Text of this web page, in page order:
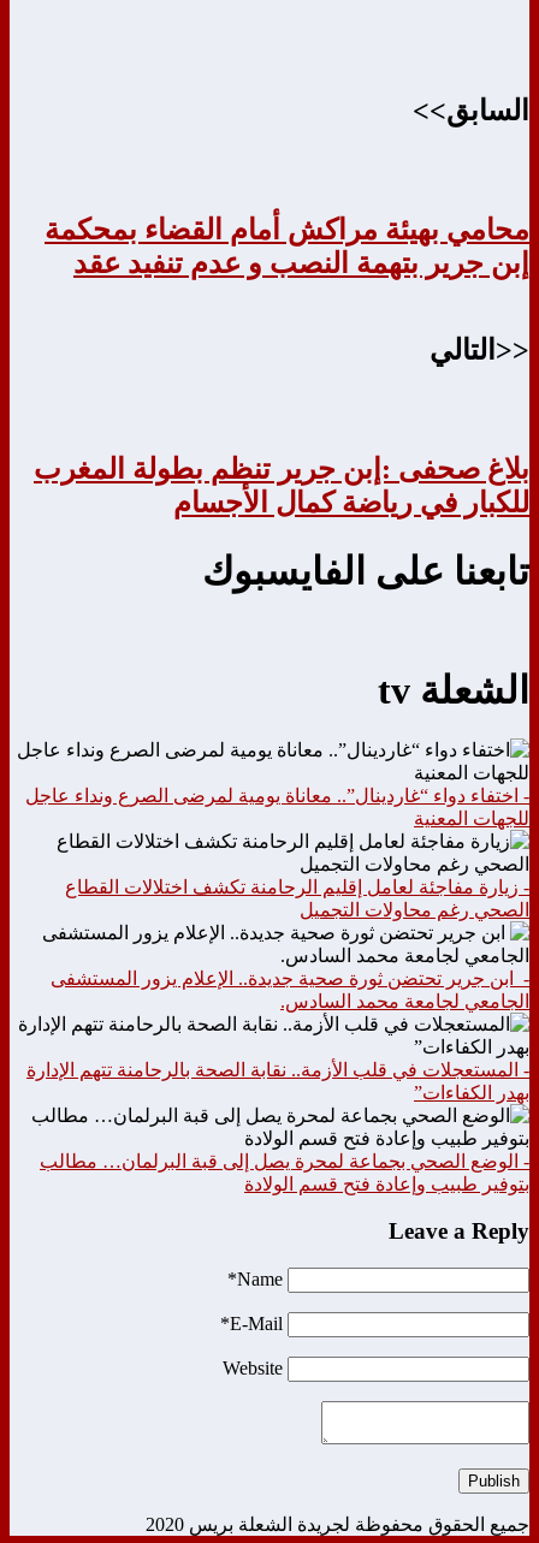
السابق>>
محامي بهيئة مراكش أمام القضاء بمحكمة
إبن جرير بتهمة النصب و عدم تنفيد عقد
<<التالي
بلاغ صحفى :إبن جرير تنظم بطولة المغرب
للكبار في رياضة كمال الأجسام
تابعنا على الفايسبوك
الشعلة tv
- اختفاء دواء “غاردينال”.. معاناة يومية لمرضى الصرع ونداء عاجل
للجهات المعنية
- زيارة مفاجئة لعامل إقليم الرحامنة تكشف اختلالات القطاع
الصحي رغم محاولات التجميل
- ابن جرير تحتضن ثورة صحية جديدة.. الإعلام يزور المستشفى
الجامعي لجامعة محمد السادس.
- المستعجلات في قلب الأزمة.. نقابة الصحة بالرحامنة تتهم الإدارة
بهدر الكفاءات”
- الوضع الصحي بجماعة لمحرة يصل إلى قبة البرلمان… مطالب
بتوفير طبيب وإعادة فتح قسم الولادة
Leave a Reply
Name*
E-Mail*
Website
Publish
جميع الحقوق محفوظة لجريدة الشعلة بريس 2020